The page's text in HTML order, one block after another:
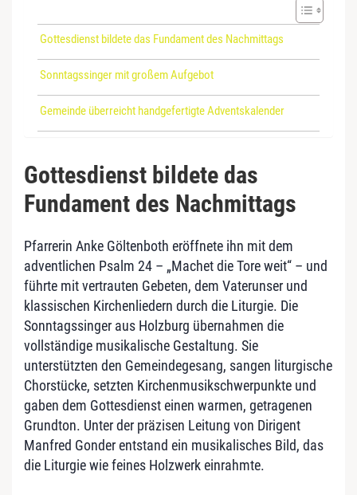
Gottesdienst bildete das Fundament des Nachmittags
Sonntagssinger mit großem Aufgebot
Gemeinde überreicht handgefertigte Adventskalender
Gottesdienst bildete das
Fundament des Nachmittags
Pfarrerin Anke Göltenboth eröffnete ihn mit dem
adventlichen Psalm 24 – „Machet die Tore weit“ – und
führte mit vertrauten Gebeten, dem Vaterunser und
klassischen Kirchenliedern durch die Liturgie. Die
Sonntagssinger aus Holzburg übernahmen die
vollständige musikalische Gestaltung. Sie
unterstützten den Gemeindegesang, sangen liturgische
Chorstücke, setzten Kirchenmusikschwerpunkte und
gaben dem Gottesdienst einen warmen, getragenen
Grundton. Unter der präzisen Leitung von Dirigent
Manfred Gonder entstand ein musikalisches Bild, das
die Liturgie wie feines Holzwerk einrahmte.